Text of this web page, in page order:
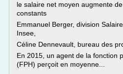
le salaire net moyen augmente
constants
Emmanuel Berger, division
Insee,
Céline Dennevault, bureau des
En 2015, un agent de la fonction
(FPH) perçoit en moyenne...